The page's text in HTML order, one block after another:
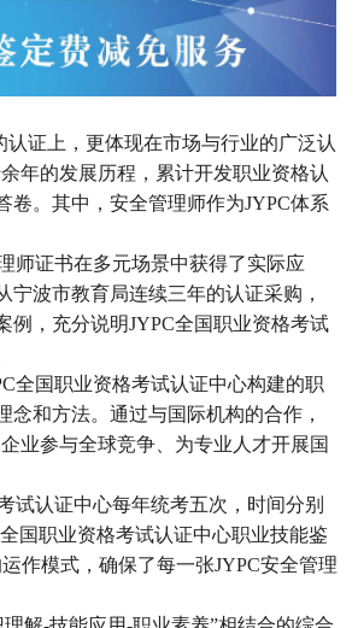
证上，更体现在市场与行业的广泛认
年的发展历程，累计开发职业资格认
卷。其中，安全管理师作为JYPC体系
师证书在多元场景中获得了实际应
波市教育局连续三年的认证采购，
例，充分说明JYPC全国职业资格考试
全国职业资格考试认证中心构建的职
和方法。通过与国际机构的合作，
业参与全球竞争、为专业人才开展国
试认证中心每年统考五次，时间分别
国职业资格考试认证中心职业技能鉴
作模式，确保了每一张JYPC安全管理